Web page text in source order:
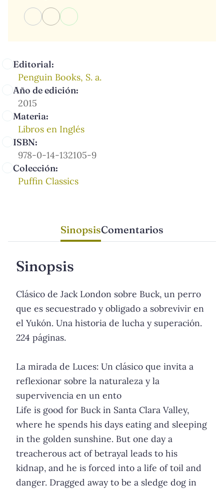
Editorial:
Penguin Books, S. a.
Año de edición:
2015
Materia:
Libros en Inglés
ISBN:
978-0-14-132105-9
Colección:
Puffin Classics
SinopsisComentarios
Sinopsis
Clásico de Jack London sobre Buck, un perro
que es secuestrado y obligado a sobrevivir en
el Yukón. Una historia de lucha y superación.
224 páginas.
La mirada de Luces: Un clásico que invita a
reflexionar sobre la naturaleza y la
supervivencia en un ento
Life is good for Buck in Santa Clara Valley,
where he spends his days eating and sleeping
in the golden sunshine. But one day a
treacherous act of betrayal leads to his
kidnap, and he is forced into a life of toil and
danger. Dragged away to be a sledge dog in